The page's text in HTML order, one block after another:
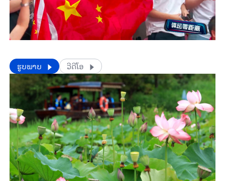
​​ຮູບພາບ ວີດີໂອ